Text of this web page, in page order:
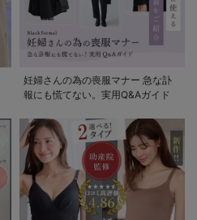
妊婦さんの為の喪服マナー 急な訃
報にも慌てない。実用Q&Aガイド